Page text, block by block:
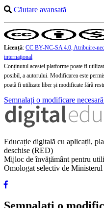
Căutare avansată
Licență: CC BY-NC-SA 4.0, Atribuire-
internațional
Conținutul acestei platforme poate fi
posibil, a autorului. Modificarea este
poată fi utilizate liber și modificate fără
Semnalați o modificare
Educație digitală cu aplicații,
deschise (RED)
Mijloc de învățământ pentru
Omologat selectiv de Ministerul